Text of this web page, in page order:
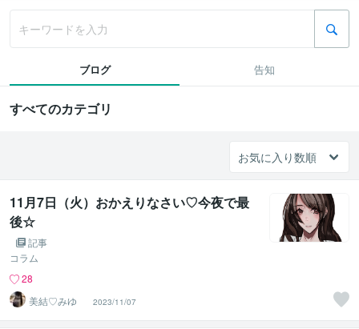
ブログ 告知
すべてのカテゴリ
11月7日（火）おかえりなさい♡今夜で最
後☆
記事
コラム
28
美結♡みゆ
2023/11/07